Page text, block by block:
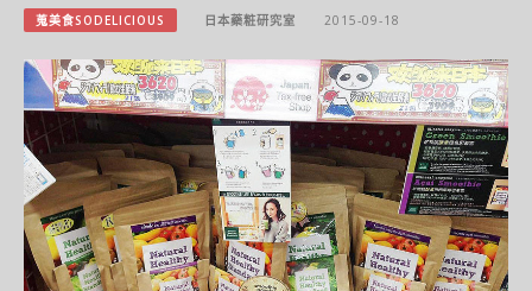
蒐美食SODELICIOUS 日本藥粧研究室 2015-09-18